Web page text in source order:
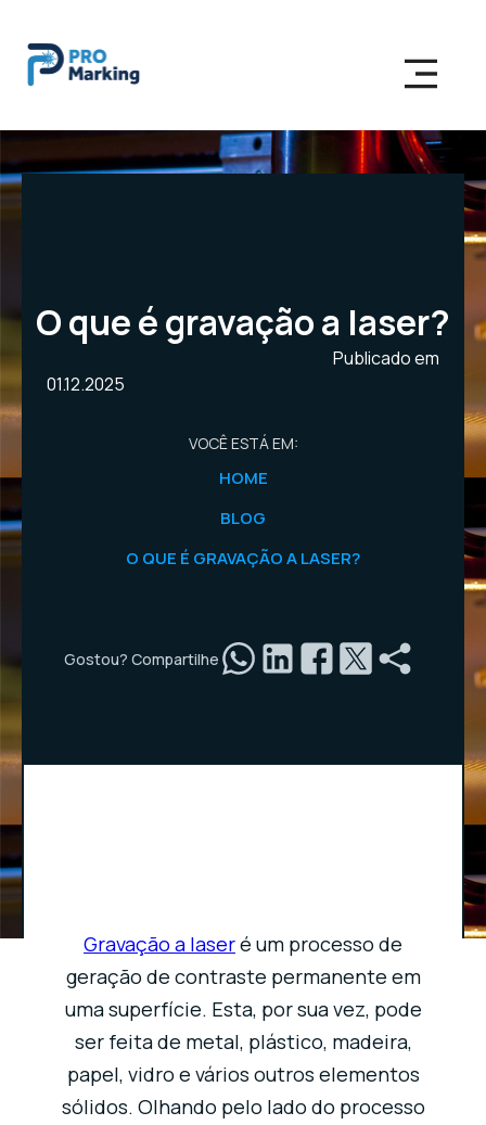
O que é gravação a laser?
Publicado em
01.12.2025
VOCÊ ESTÁ EM:
HOME
BLOG
O QUE É GRAVAÇÃO A LASER?
Gostou? Compartilhe
Gravação a laseré um processo de
geração de contraste permanente em
uma superfície. Esta, por sua vez, pode
ser feita de metal, plástico, madeira,
papel, vidro e vários outros elementos
sólidos. Olhando pelo lado do processo